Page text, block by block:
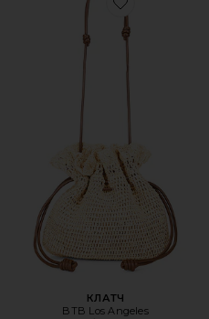
Favorite КЛАТЧ
КЛАТЧ
BTB Los Angeles